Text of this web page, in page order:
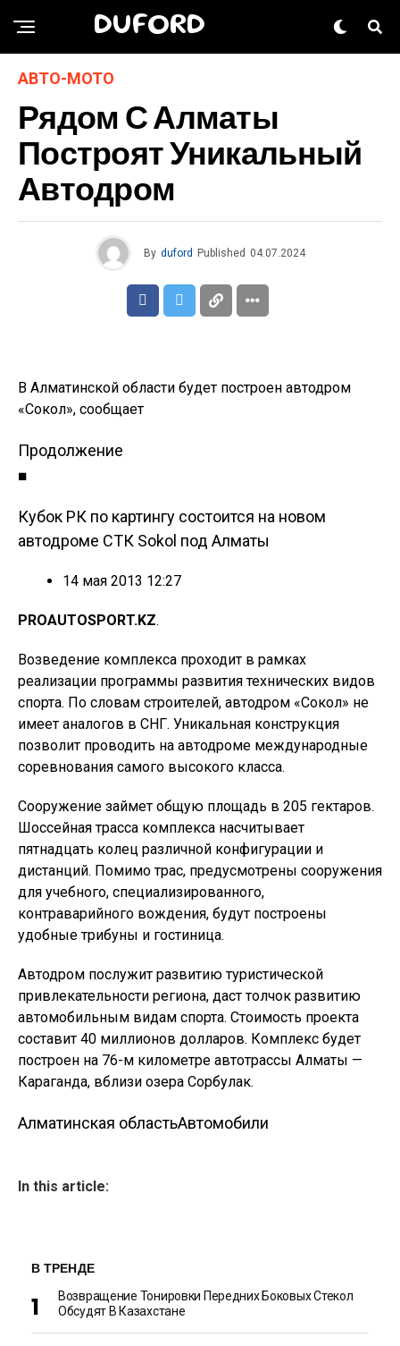
DUFORD
АВТО-МОТО
Рядом С Алматы
Построят Уникальный
Автодром
By duford Published 04.07.2024
В Алматинской области будет построен автодром
«Сокол», сообщает
Продолжение
■
Кубок РК по картингу состоится на новом
автодроме СТК Sokol под Алматы
14 мая 2013 12:27
PROAUTOSPORT.KZ.
Возведение комплекса проходит в рамках
реализации программы развития технических видов
спорта. По словам строителей, автодром «Сокол» не
имеет аналогов в СНГ. Уникальная конструкция
позволит проводить на автодроме международные
соревнования самого высокого класса.
Сооружение займет общую площадь в 205 гектаров.
Шоссейная трасса комплекса насчитывает
пятнадцать колец различной конфигурации и
дистанций. Помимо трас, предусмотрены сооружения
для учебного, специализированного,
контраварийного вождения, будут построены
удобные трибуны и гостиница.
Автодром послужит развитию туристической
привлекательности региона, даст толчок развитию
автомобильным видам спорта. Стоимость проекта
составит 40 миллионов долларов. Комплекс будет
построен на 76-м километре автотрассы Алматы —
Караганда, вблизи озера Сорбулак.
Алматинская областьАвтомобили
In this article:
В ТРЕНДЕ
Возвращение Тонировки Передних Боковых Стекол
Обсудят В Казахстане